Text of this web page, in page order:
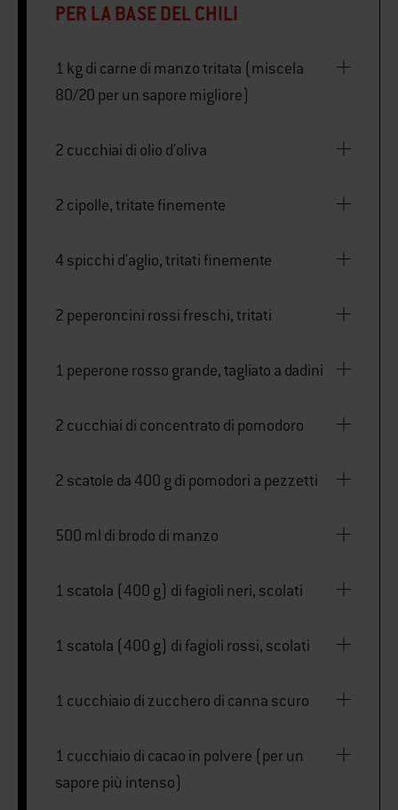
PER LA BASE DEL CHILI
1 kg di carne di manzo tritata (miscela
80/20 per un sapore migliore)
2 cucchiai di olio d'oliva
2 cipolle, tritate finemente
4 spicchi d'aglio, tritati finemente
2 peperoncini rossi freschi, tritati
1 peperone rosso grande, tagliato a dadini
2 cucchiai di concentrato di pomodoro
2 scatole da 400 g di pomodori a pezzetti
500 ml di brodo di manzo
1 scatola (400 g) di fagioli neri, scolati
1 scatola (400 g) di fagioli rossi, scolati
1 cucchiaio di zucchero di canna scuro
1 cucchiaio di cacao in polvere (per un
sapore più intenso)